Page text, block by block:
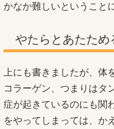
かなか難しいということ
やたらとあたため
上にも書きましたが、
コラーゲン、つまりはタ
症が起きているのにも関
をやってしまっては、か